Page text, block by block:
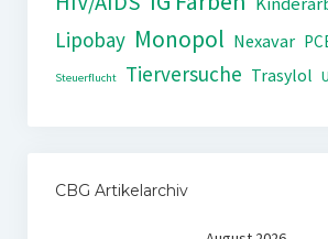
Lipobay Monopol Nexavar
Steuerflucht Tierversuche Trasylol
CBG Artikelarchiv